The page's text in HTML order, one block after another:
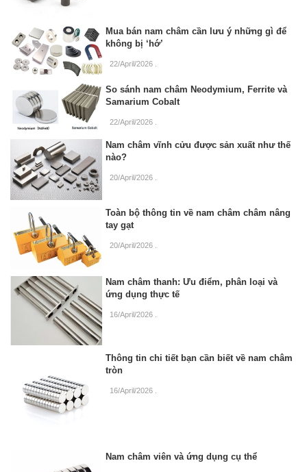
Mua bán nam châm cần lưu ý những gì để
không bị ‘hớ’
22/April/2026
So sánh nam châm Neodymium, Ferrite và
Samarium Cobalt
22/April/2026
Nam châm vĩnh cửu được sản xuất như thế
nào?
20/April/2026
Toàn bộ thông tin về nam châm châm nâng
tay gạt
20/April/2026
Nam châm thanh: Ưu điểm, phân loại và
ứng dụng thực tế
16/April/2026
Thông tin chi tiết bạn cần biết về nam châm
tròn
16/April/2026
Nam châm viên và ứng dụng cụ thể